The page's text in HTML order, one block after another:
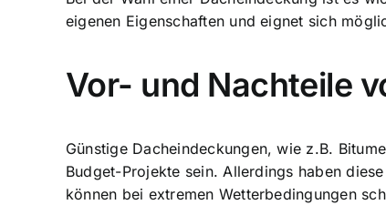
eigenen Eigenschaften und eignet sich
Vor- und Nachteile
Günstige Dacheindeckungen, wie z.B.
Budget-Projekte sein. Allerdings haben
können bei extremen Wetterbedingungen